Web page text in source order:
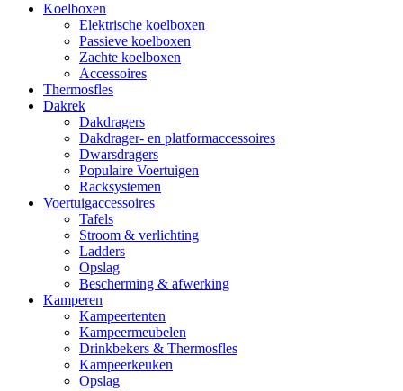
Koelboxen
Elektrische koelboxen
Passieve koelboxen
Zachte koelboxen
Accessoires
Thermosfles
Dakrek
Dakdragers
Dakdrager- en platformaccessoires
Dwarsdragers
Populaire Voertuigen
Racksystemen
Voertuigaccessoires
Tafels
Stroom & verlichting
Ladders
Opslag
Bescherming & afwerking
Kamperen
Kampeertenten
Kampeermeubelen
Drinkbekers & Thermosfles
Kampeerkeuken
Opslag